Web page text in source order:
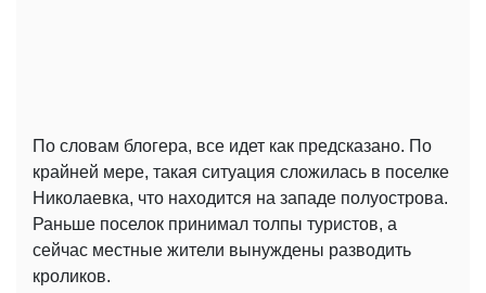
По словам блогера, все идет как предсказано. По
крайней мере, такая ситуация сложилась в поселке
Николаевка, что находится на западе полуострова.
Раньше поселок принимал толпы туристов, а
сейчас местные жители вынуждены разводить
кроликов.